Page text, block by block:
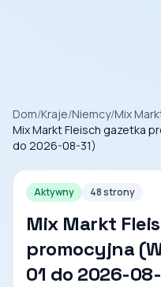
Dom/Kraje/Niemcy/Mix
Mix Markt Fleisch gazetka
do 2026-08-31)
Aktywny 48 strony
Mix Markt
promocyjna
01 do 2026-